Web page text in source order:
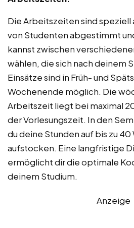
Die Arbeitszeiten sind speziell
von Studenten abgestimmt
kannst zwischen
wählen, die sich nach deinem
Einsätze sind in Früh- und
Wochenende möglich. Die
Arbeitszeit liegt bei maximal
der Vorlesungszeit. In den
du deine Stunden auf bis zu
aufstocken. Eine langfristige
ermöglicht dir die optimale
deinem Studium.
Anzeige